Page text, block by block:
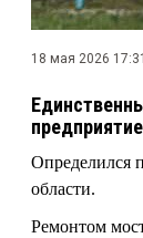
18 мая 2026 17:31
Определился
области.
Ремонтом